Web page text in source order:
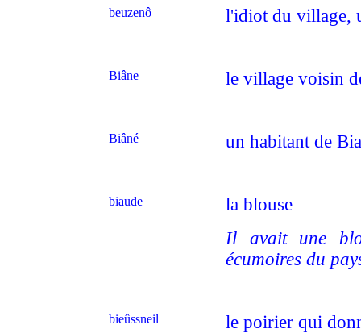
beuzenô l'idiot du village,
Biâne le village voisin
Biâné un habitant de
biaude
la blouse
Il avait une
écumoires du
bieûssneil le poirier qui